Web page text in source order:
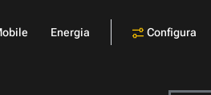
Energia Configura